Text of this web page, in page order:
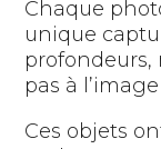
Chaque
unique
profondeurs,
pas à
Ces objets